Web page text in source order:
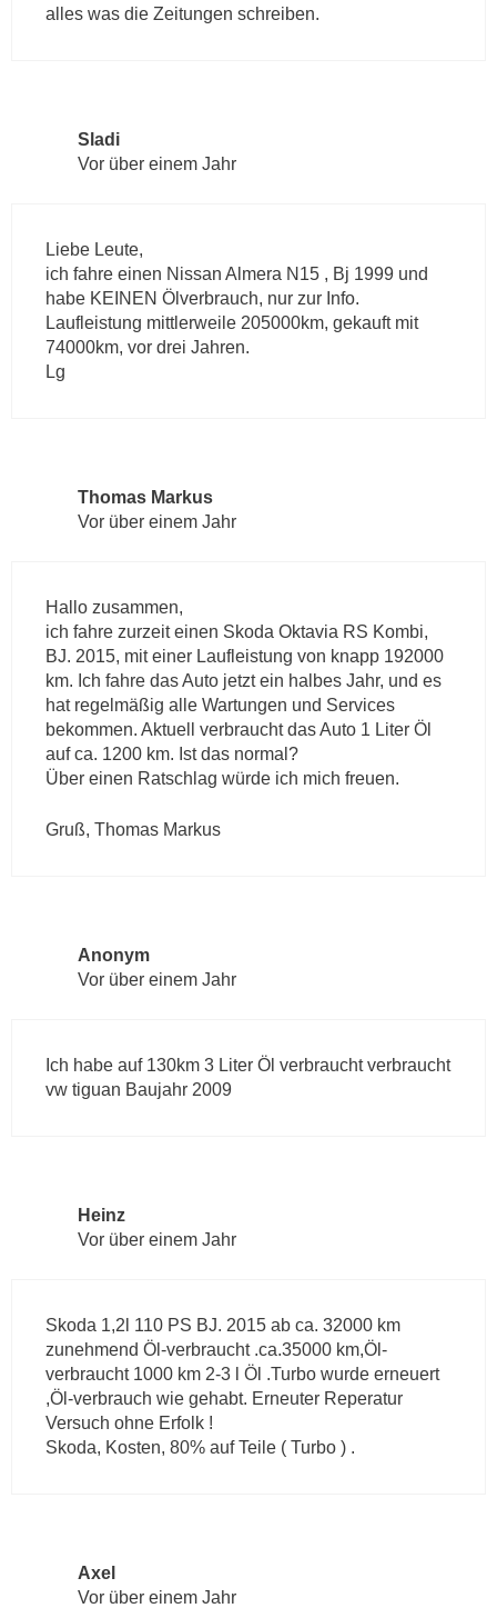
alles was die Zeitungen schreiben.
Sladi
Vor über einem Jahr
Liebe Leute,
ich fahre einen Nissan Almera N15 , Bj 1999 und
habe KEINEN Ölverbrauch, nur zur Info.
Laufleistung mittlerweile 205000km, gekauft mit
74000km, vor drei Jahren.
Lg
Thomas Markus
Vor über einem Jahr
Hallo zusammen,
ich fahre zurzeit einen Skoda Oktavia RS Kombi,
BJ. 2015, mit einer Laufleistung von knapp 192000
km. Ich fahre das Auto jetzt ein halbes Jahr, und es
hat regelmäßig alle Wartungen und Services
bekommen. Aktuell verbraucht das Auto 1 Liter Öl
auf ca. 1200 km. Ist das normal?
Über einen Ratschlag würde ich mich freuen.
Gruß, Thomas Markus
Anonym
Vor über einem Jahr
Ich habe auf 130km 3 Liter Öl verbraucht verbraucht
vw tiguan Baujahr 2009
Heinz
Vor über einem Jahr
Skoda 1,2l 110 PS BJ. 2015 ab ca. 32000 km
zunehmend Öl-verbraucht .ca.35000 km,Öl-
verbraucht 1000 km 2-3 l Öl .Turbo wurde erneuert
,Öl-verbrauch wie gehabt. Erneuter Reperatur
Versuch ohne Erfolk !
Skoda, Kosten, 80% auf Teile ( Turbo ) .
Axel
Vor über einem Jahr